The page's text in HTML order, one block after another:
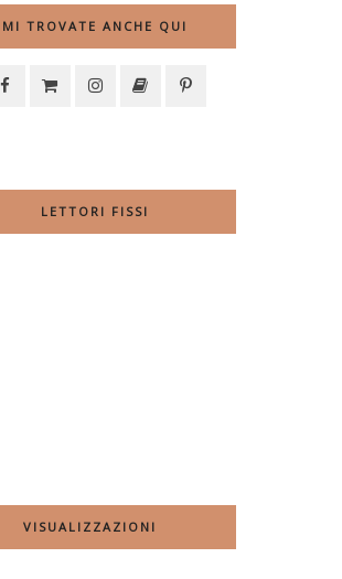
MI TROVATE ANCHE QUI
LETTORI FISSI
VISUALIZZAZIONI